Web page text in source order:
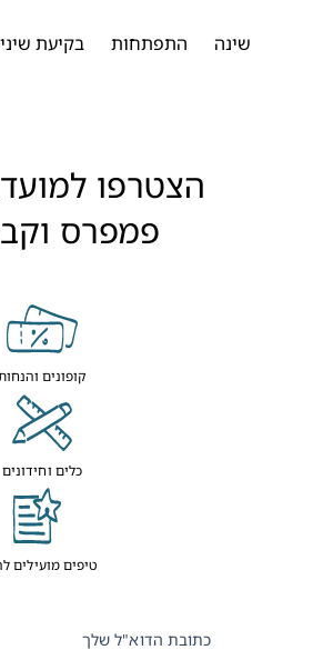
התפתחות בקיעת שיניים
פמפרס וקבלו:
קופונים והנחות
כלים וחידונים
טיפים מועילים להורים
כתובת הדוא"ל שלך